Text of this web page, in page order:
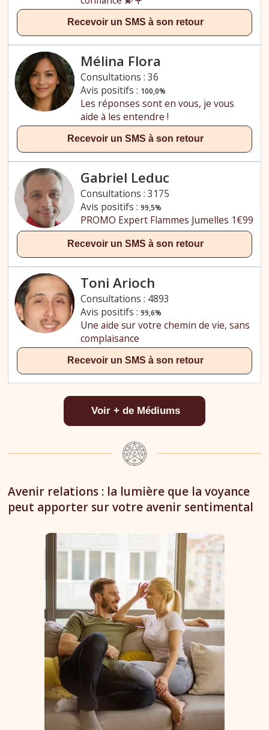
Avenir relations : la lumière que la voyance
peut apporter sur votre avenir sentimental